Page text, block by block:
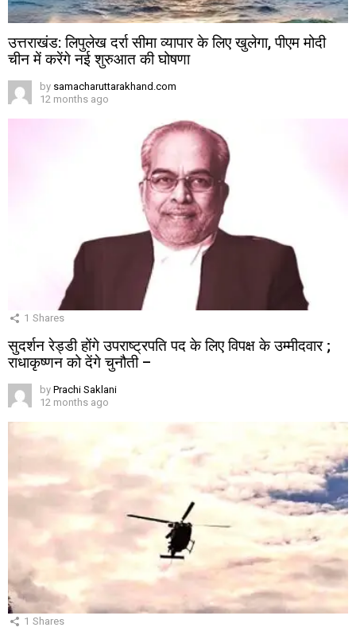
उत्तराखंड: लिपुलेख दर्रा सीमा व्यापार के लिए खुलेगा, पीएम मोदी
चीन में करेंगे नई शुरुआत की घोषणा
by samacharuttarakhand.com
12 months ago
1 Shares
सुदर्शन रेड्डी होंगे उपराष्ट्रपति पद के लिए विपक्ष के उम्मीदवार ;
राधाकृष्णन को देंगे चुनौती –
by Prachi Saklani
12 months ago
1 Shares